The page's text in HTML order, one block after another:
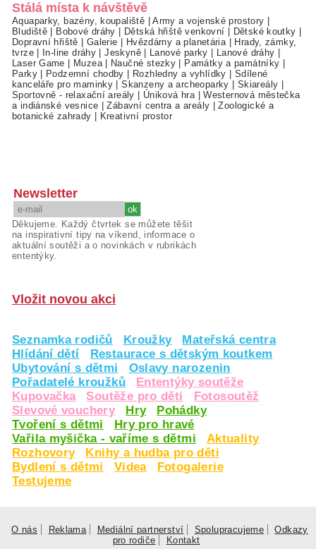
Stálá místa k návštěvě
Aquaparky, bazény, koupaliště |Army a vojenské prostory
Bludiště
Bobové dráhy Dětská hřiště venkovní Dětské koutky
Dopravní hřiště
Galerie Hvězdárny a planetária|
Hrady, zámky,
tvrze| In-line dráhy |Jeskyně| Lanové parky Lanové dráhy
Laser Game
Muzea| Naučné stezky Památky a památníky
Parky| Podzemní chodby Rozhledny a vyhlídky
Sdílené
kanceláře pro maminky |Skanzeny a archeoparky Skiareály
Sportovně - relaxační areály
Úniková hra|Westernová městečka
a indiánské vesnice |Zábavní centra a areály |Zoologické a
botanické zahrady
Kreativní prostor
Newsletter
Děkujeme. Každý čtvrtek se můžete těšit
na inspirativní tipy na víkend, informace o
aktuální soutěži a o novinkách v rubrikách
ententýky.
Vložit novou akci
Seznamka rodičů Kroužky
Mateřská centra
Hlídání dětí
Restaurace s dětským koutkem
Ubytování s dětmi
Oslavy narozenin
Pořadatelé kroužků
Ententýky soutěže
Kupovačka
Soutěže pro děti
Fotosoutěž
Slevové vouchery
Hry
Pohádky
Tvoření s dětmi
Hry pro hravé
Vařila myšička - vaříme s dětmi
Aktuality
Rozhovory
Knihy a hudba pro děti
Bydlení s dětmi
Videa
Fotogalerie
Testujeme
O nás Reklama Mediální partnerství Spolupracujeme
Odkazy
pro rodiče
Kontakt